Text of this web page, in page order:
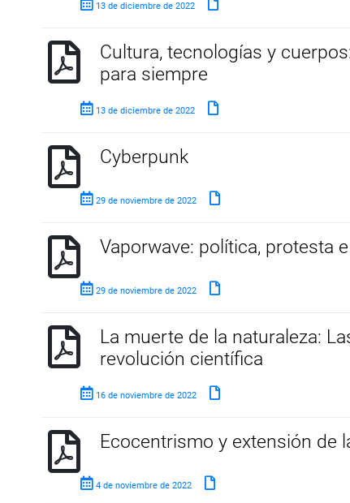
13 de diciembre de 2022
Cultura, tecnologías y
para siempre
13 de diciembre de 2022
Cyberpunk
29 de noviembre de 2022
Vaporwave: política, protesta
29 de noviembre de 2022
La muerte de la naturaleza:
revolución científica
16 de noviembre de 2022
Ecocentrismo y extensión de
4 de noviembre de 2022